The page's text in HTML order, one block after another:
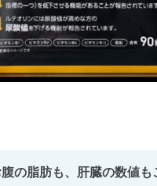
の脂肪も、肝臓の数値